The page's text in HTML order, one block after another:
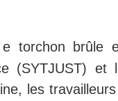
e torchon brûle
(SYTJUST) et
les